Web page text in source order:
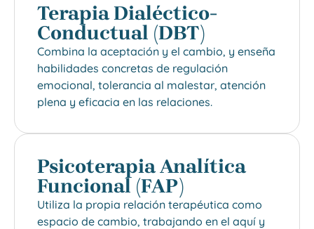
Terapia Dialéctico-
Conductual (DBT)
Combina la aceptación y el cambio, y enseña
habilidades concretas de regulación
emocional, tolerancia al malestar, atención
plena y eficacia en las relaciones.
Psicoterapia Analítica
Funcional (FAP)
Utiliza la propia relación terapéutica como
espacio de cambio, trabajando en el aquí y